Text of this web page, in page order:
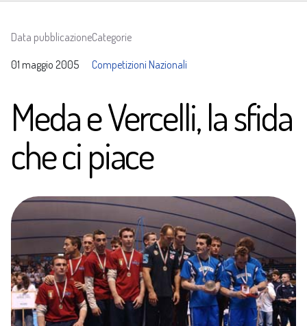
Data pubblicazione
01 maggio 2005
Categorie
Competizioni Nazionali
Meda e Vercelli, la sfida
che ci piace